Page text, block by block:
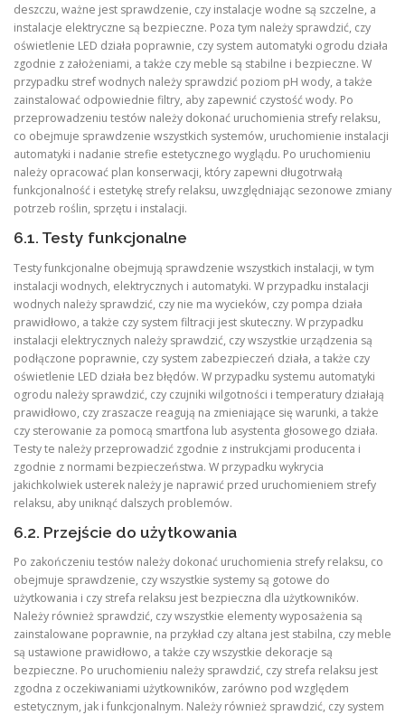
deszczu, ważne jest sprawdzenie, czy instalacje wodne są szczelne, a
instalacje elektryczne są bezpieczne. Poza tym należy sprawdzić, czy
oświetlenie LED działa poprawnie, czy system automatyki ogrodu działa
zgodnie z założeniami, a także czy meble są stabilne i bezpieczne. W
przypadku stref wodnych należy sprawdzić poziom pH wody, a także
zainstalować odpowiednie filtry, aby zapewnić czystość wody. Po
przeprowadzeniu testów należy dokonać uruchomienia strefy relaksu,
co obejmuje sprawdzenie wszystkich systemów, uruchomienie instalacji
automatyki i nadanie strefie estetycznego wyglądu. Po uruchomieniu
należy opracować plan konserwacji, który zapewni długotrwałą
funkcjonalność i estetykę strefy relaksu, uwzględniając sezonowe zmiany
potrzeb roślin, sprzętu i instalacji.
6.1. Testy funkcjonalne
Testy funkcjonalne obejmują sprawdzenie wszystkich instalacji, w tym
instalacji wodnych, elektrycznych i automatyki. W przypadku instalacji
wodnych należy sprawdzić, czy nie ma wycieków, czy pompa działa
prawidłowo, a także czy system filtracji jest skuteczny. W przypadku
instalacji elektrycznych należy sprawdzić, czy wszystkie urządzenia są
podłączone poprawnie, czy system zabezpieczeń działa, a także czy
oświetlenie LED działa bez błędów. W przypadku systemu automatyki
ogrodu należy sprawdzić, czy czujniki wilgotności i temperatury działają
prawidłowo, czy zraszacze reagują na zmieniające się warunki, a także
czy sterowanie za pomocą smartfona lub asystenta głosowego działa.
Testy te należy przeprowadzić zgodnie z instrukcjami producenta i
zgodnie z normami bezpieczeństwa. W przypadku wykrycia
jakichkolwiek usterek należy je naprawić przed uruchomieniem strefy
relaksu, aby uniknąć dalszych problemów.
6.2. Przejście do użytkowania
Po zakończeniu testów należy dokonać uruchomienia strefy relaksu, co
obejmuje sprawdzenie, czy wszystkie systemy są gotowe do
użytkowania i czy strefa relaksu jest bezpieczna dla użytkowników.
Należy również sprawdzić, czy wszystkie elementy wyposażenia są
zainstalowane poprawnie, na przykład czy altana jest stabilna, czy meble
są ustawione prawidłowo, a także czy wszystkie dekoracje są
bezpieczne. Po uruchomieniu należy sprawdzić, czy strefa relaksu jest
zgodna z oczekiwaniami użytkowników, zarówno pod względem
estetycznym, jak i funkcjonalnym. Należy również sprawdzić, czy system